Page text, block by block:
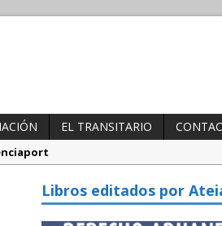
EL TRANSITARIO
Libros editados por